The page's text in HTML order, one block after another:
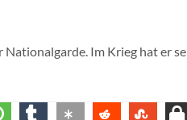
Im Krieg hat er